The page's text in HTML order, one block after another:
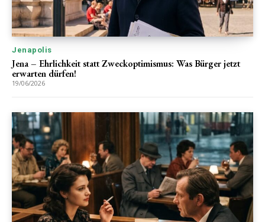
Jenapolis
Jena – Ehrlichkeit statt Zweckoptimismus: Was Bürger jetzt
erwarten dürfen!
19/06/2026